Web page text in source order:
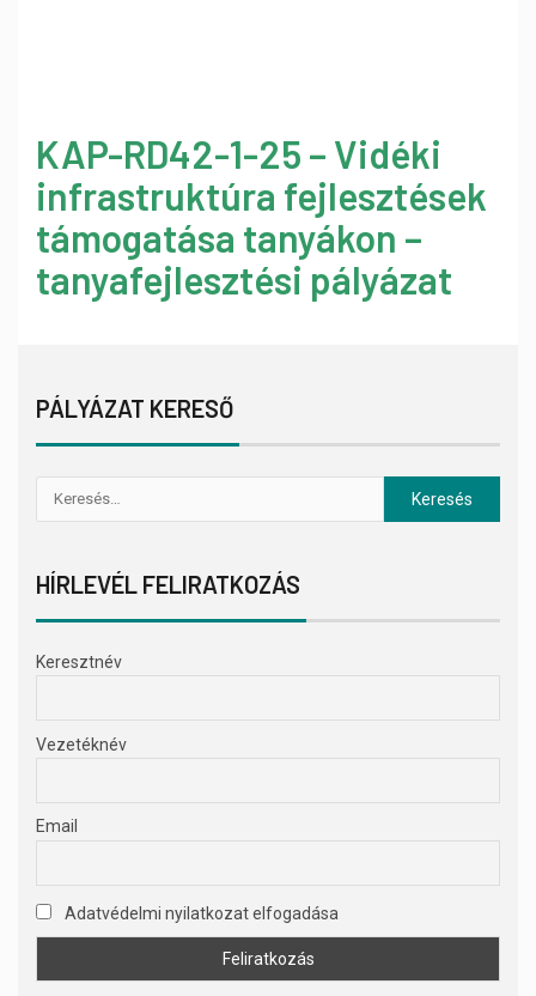
KAP-RD42-1-25 – Vidéki
infrastruktúra fejlesztések
támogatása tanyákon –
tanyafejlesztési pályázat
PÁLYÁZAT KERESŐ
HÍRLEVÉL FELIRATKOZÁS
Keresztnév
Vezetéknév
Email
Adatvédelmi nyilatkozat elfogadása